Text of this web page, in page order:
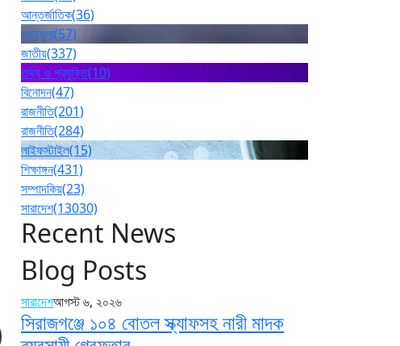
আন্তর্জাতিক(36)
খেলাধুলা(57)
জাতীয়(337)
তথ্য ও প্রযুক্তি(10)
বিনোদন(47)
রাজনীতি(201)
রাজনীতি(284)
লাইফস্টাইল(15)
শিক্ষাঙ্গন(431)
সম্পাদকিয়(23)
সারাদেশ(13030)
Recent News
Blog Posts
সারাদেশআগস্ট ৬, ২০২৬
সিরাজগঞ্জে ১০৪ বোতল স্ক্যাফসহ নারী মাদক